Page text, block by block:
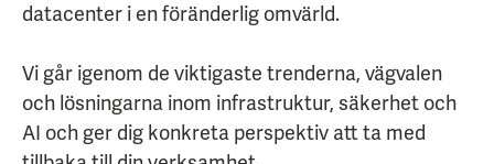
datacenter i en föränderlig omvärld.
Vi går igenom de viktigaste trenderna, vägvalen
och lösningarna inom infrastruktur, säkerhet och
AI och ger dig konkreta perspektiv att ta med